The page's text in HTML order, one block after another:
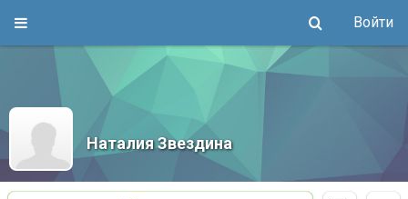
Войти
Наталия Звездина